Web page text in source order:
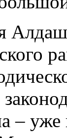
– уже